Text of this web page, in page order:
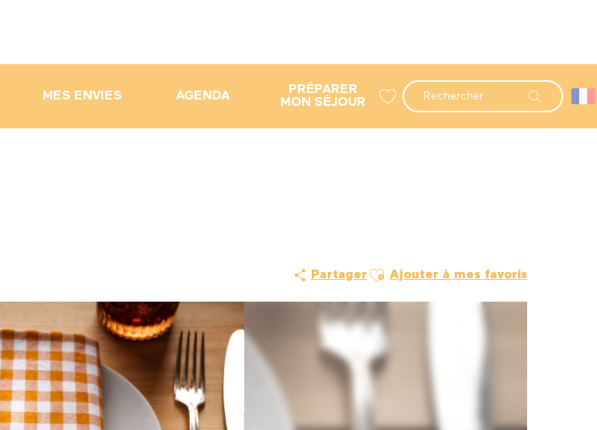
Recherche
MES ENVIES AGENDA
PRÉPARER
MON SÉJOUR
Partager Ajouter aux favoris
Ajouter à mes favoris